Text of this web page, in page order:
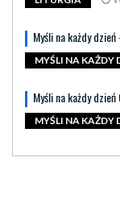
Myśli na każdy
MYŚLI NA KAŻDY
Myśli na każdy
MYŚLI NA KAŻDY